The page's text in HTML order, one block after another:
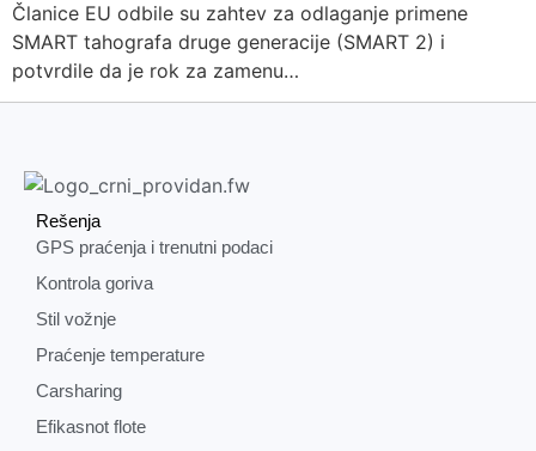
Članice EU odbile su zahtev za odlaganje primene
SMART tahografa druge generacije (SMART 2) i
potvrdile da je rok za zamenu…
Rešenja
GPS praćenja i trenutni podaci
Kontrola goriva
Stil vožnje
Praćenje temperature
Carsharing
Efikasnot flote